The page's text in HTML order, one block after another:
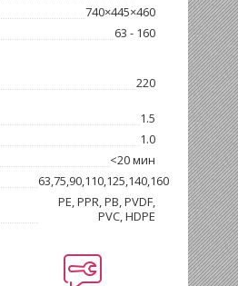
740×445×460
63 - 160
220
1.5
1.0
<20 мин
63,75,90,110,125,140,160
PE, PPR, PB, PVDF,
PVC, HDPE